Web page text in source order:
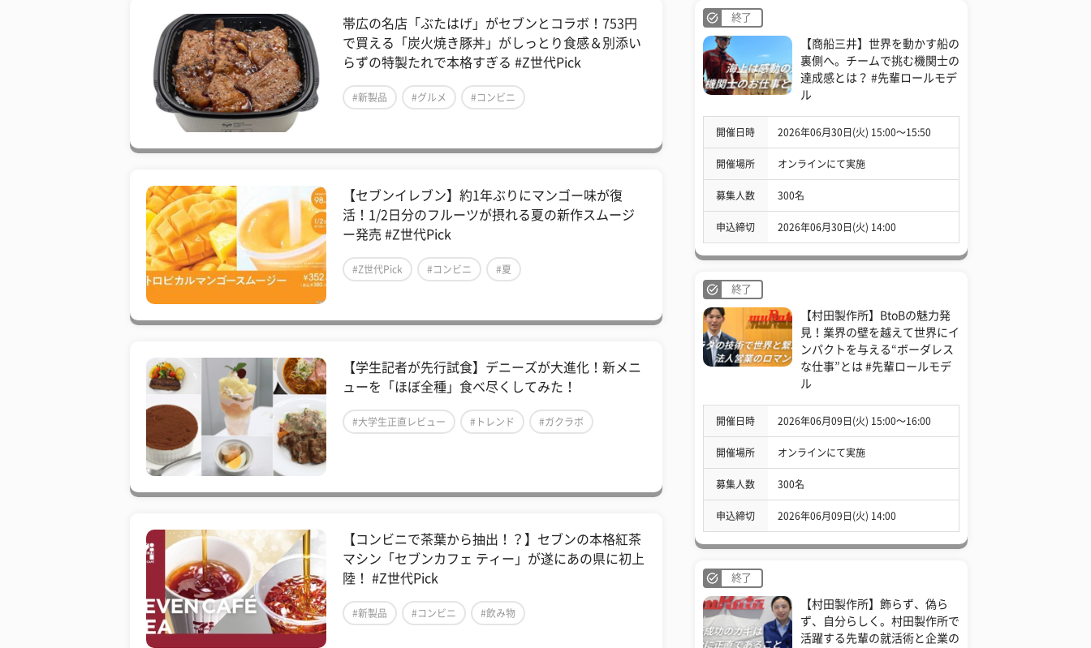
帯広の名店「ぶたはげ」がセブンとコラボ！753円
で買える「炭火焼き豚丼」がしっとり食感＆別添い
らずの特製たれで本格すぎる #Z世代Pick
#新製品 #グルメ #コンビニ
【セブンイレブン】約1年ぶりにマンゴー味が復
活！1/2日分のフルーツが摂れる夏の新作スムージ
ー発売 #Z世代Pick
#Z世代Pick #コンビニ #夏
【学生記者が先行試食】デニーズが大進化！新メニ
ューを「ほぼ全種」食べ尽くしてみた！
#大学生正直レビュー #トレンド #ガクラボ
【コンビニで茶葉から抽出！？】セブンの本格紅茶
マシン「セブンカフェ ティー」が遂にあの県に初上
陸！ #Z世代Pick
#新製品 #コンビニ #飲み物
終了
【商船三井】世界を動かす船の
裏側へ。チームで挑む機関士の
達成感とは？ #先輩ロールモデ
ル
開催日時 2026年06月30日(火) 15:00〜15:50
開催場所 オンラインにて実施
募集人数 300名
申込締切 2026年06月30日(火) 14:00
終了
【村田製作所】BtoBの魅力発
見！業界の壁を越えて世界にイ
ンパクトを与える“ボーダレス
な仕事”とは #先輩ロールモデ
ル
開催日時 2026年06月09日(火) 15:00〜16:00
開催場所 オンラインにて実施
募集人数 300名
申込締切 2026年06月09日(火) 14:00
終了
【村田製作所】飾らず、偽ら
ず、自分らしく。村田製作所で
活躍する先輩の就活術と企業の